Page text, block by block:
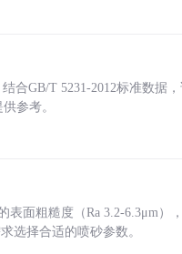
合GB/T 5231-2012标准数据
参考。
面粗糙度（Ra 3.2-6.3μm）
选择合适的喷砂参数。